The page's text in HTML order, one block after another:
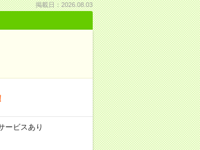
掲載日：2026.08.03
ービスあり